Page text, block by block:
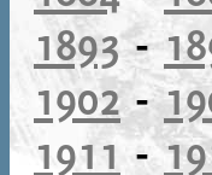
1893-
1902-
1911 -